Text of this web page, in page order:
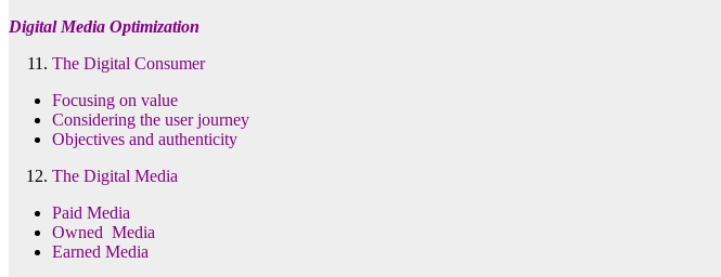
Digital Media Optimization
The Digital Consumer
Focusing on value
Considering the user journey
Objectives and authenticity
The Digital Media
Paid Media
Owned Media
Earned Media